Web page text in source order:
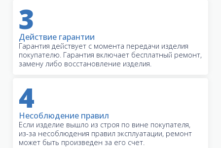
3
Действие гарантии
Гарантия действует с момента передачи изделия
покупателю. Гарантия включает бесплатный ремонт,
замену либо восстановление изделия.
4
Несоблюдение правил
Если изделие вышло из строя по вине покупателя,
из-за несоблюдения правил эксплуатации, ремонт
может быть произведен за его счет.